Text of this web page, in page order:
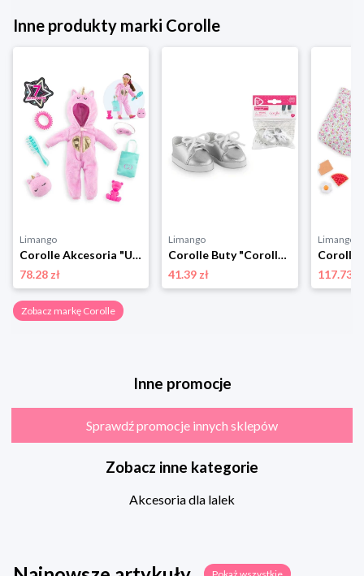
Inne produkty marki Corolle
Limango
Corolle Akcesoria "Unicorn Onesie" dla lalek - 4+ rozmiar: onesize
78.28 zł
Limango
Corolle Buty "Corolle MC" w kolorze srebrnym dla lalek - 4+ rozmiar: onesize
41.39 zł
Limango
117.73 zł
Zobacz markę Corolle
Inne promocje
Sprawdź promocje innych sklepów
Zobacz inne kategorie
Akcesoria dla lalek
Pokaż wszystkie